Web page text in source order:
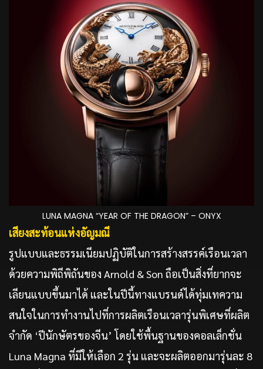
LUNA MAGNA “YEAR OF THE DRAGON” – ONYX
เสียงสะท้อนแห่งอัญมณี
รูปแบบและธรรมเนียมปฏิบัติในการสร้างสรรค์เรือนเวลา
ด้วยความพิถีพิถันของ Arnold & Son ถือเป็นสิ่งที่ยากจะ
เลียนแบบขึ้นมาได้ และในปีนี้ทางแบรนด์ได้ทุ่มเทความ
สนใจในการทำงานไปที่การผลิตเรือนเวลารุ่นพิเศษที่ผลิต
จำกัด ‘ปีนักษัตรของจีน’ โดยใช้พื้นฐานของคอลเล็กชั่น
Luna Magna ที่มีให้เลือก 2 รุ่น และจะผลิตออกมารุ่นละ 8